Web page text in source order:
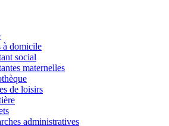
à domicile
social
maternelles
de loisirs
administratives